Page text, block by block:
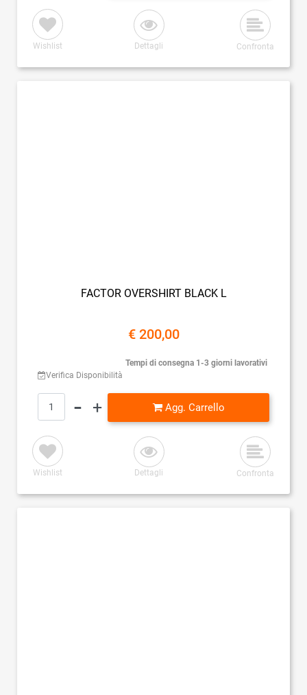
Wishlist Dettagli Confronta
FACTOR OVERSHIRT BLACK L
€ 200,00
Verifica Disponibilità
Tempi di consegna 1-3 giorni lavorativi
Quantità
Agg. Carrello
Wishlist Dettagli Confronta